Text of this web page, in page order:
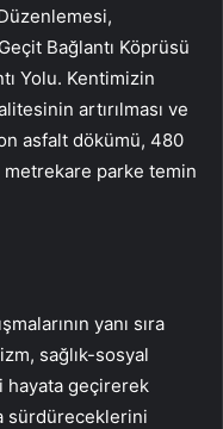
Bağlantı Köprüsü
Yolu. Kentimizin
artırılması ve
asfalt dökümü, 480
parke temin
yanı sıra
sağlık-sosyal
hayata geçirerek
sürdüreceklerini